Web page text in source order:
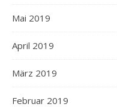
Mai 2019
April 2019
März 2019
Februar 2019